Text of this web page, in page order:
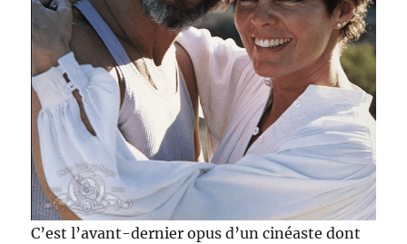
C’est l’avant-dernier opus d’un cinéaste dont